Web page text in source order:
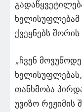
ხელისუფლებამ
ქვეყნებს
„ჩვენ
ხელისუფლებას,
თანხმობა
უვიზო რეჟიმის